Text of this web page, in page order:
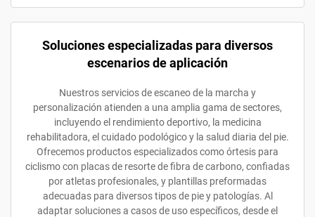
Soluciones especializadas para diversos
escenarios de aplicación
Nuestros servicios de escaneo de la marcha y
personalización atienden a una amplia gama de sectores,
incluyendo el rendimiento deportivo, la medicina
rehabilitadora, el cuidado podológico y la salud diaria del pie.
Ofrecemos productos especializados como órtesis para
ciclismo con placas de resorte de fibra de carbono, confiadas
por atletas profesionales, y plantillas preformadas
adecuadas para diversos tipos de pie y patologías. Al
adaptar soluciones a casos de uso específicos, desde el